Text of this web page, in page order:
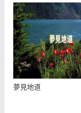
夢見地道